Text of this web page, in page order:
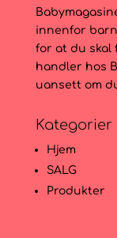
innenfor
for at du skal
handler hos
uansett om
Kategorier
Hjem
SALG
Produkter